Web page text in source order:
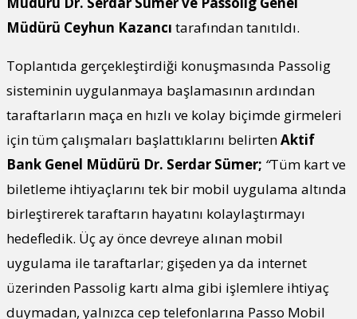
Müdürü Ceyhun Kazancı tarafından tanıtıldı.
Toplantıda gerçekleştirdiği konuşmasında Passolig
sisteminin uygulanmaya başlamasının ardından
taraftarların maça en hızlı ve kolay biçimde girmeleri
için tüm çalışmaları başlattıklarını belirtenAktif
Bank Genel Müdürü Dr. Serdar Sümer; “Tüm kart ve
biletleme ihtiyaçlarını tek bir mobil uygulama altında
birleştirerek taraftarın hayatını kolaylaştırmayı
hedefledik. Üç ay önce devreye alınan mobil
uygulama ile taraftarlar; gişeden ya da internet
üzerinden Passolig kartı alma gibi işlemlere ihtiyaç
duymadan, yalnızca cep telefonlarına Passo Mobil